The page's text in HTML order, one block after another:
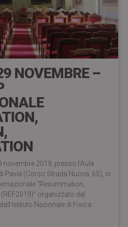
NOVEMBRE –
novembre 2019, presso l’Aula
Pavia (Corso Strada Nuova, 65), si
“Resummation,
organizzato dal
Nazionale di Fisica